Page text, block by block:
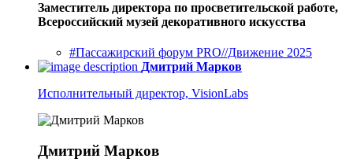
Заместитель директора по просветительской работе,
Всероссийский музей декоративного искусства
#Пассажирский форум PRO//Движение 2025
Дмитрий Марков
Исполнительный директор, VisionLabs
Дмитрий Марков